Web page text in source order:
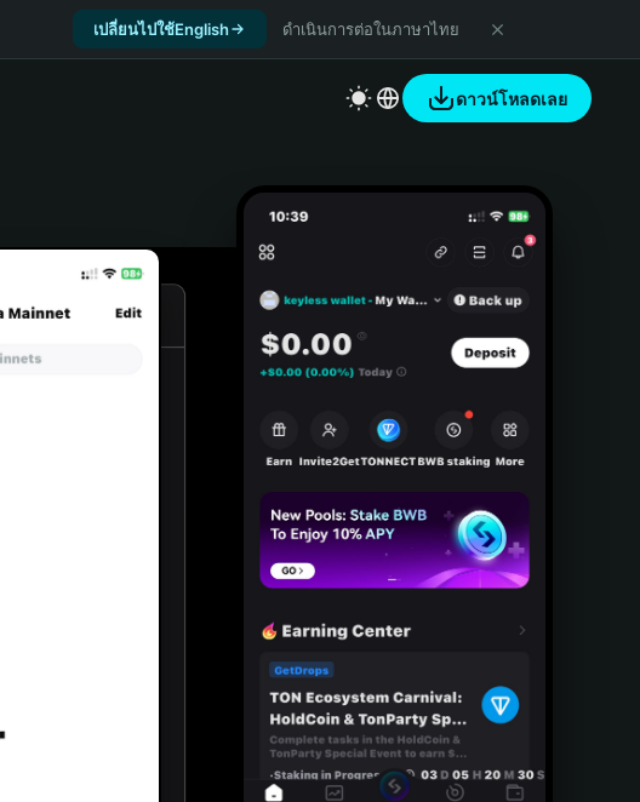
เปลี่ยนไปใช้English ดำเนินการต่อในภาษาไทย
ดาวน์โหลดเลย